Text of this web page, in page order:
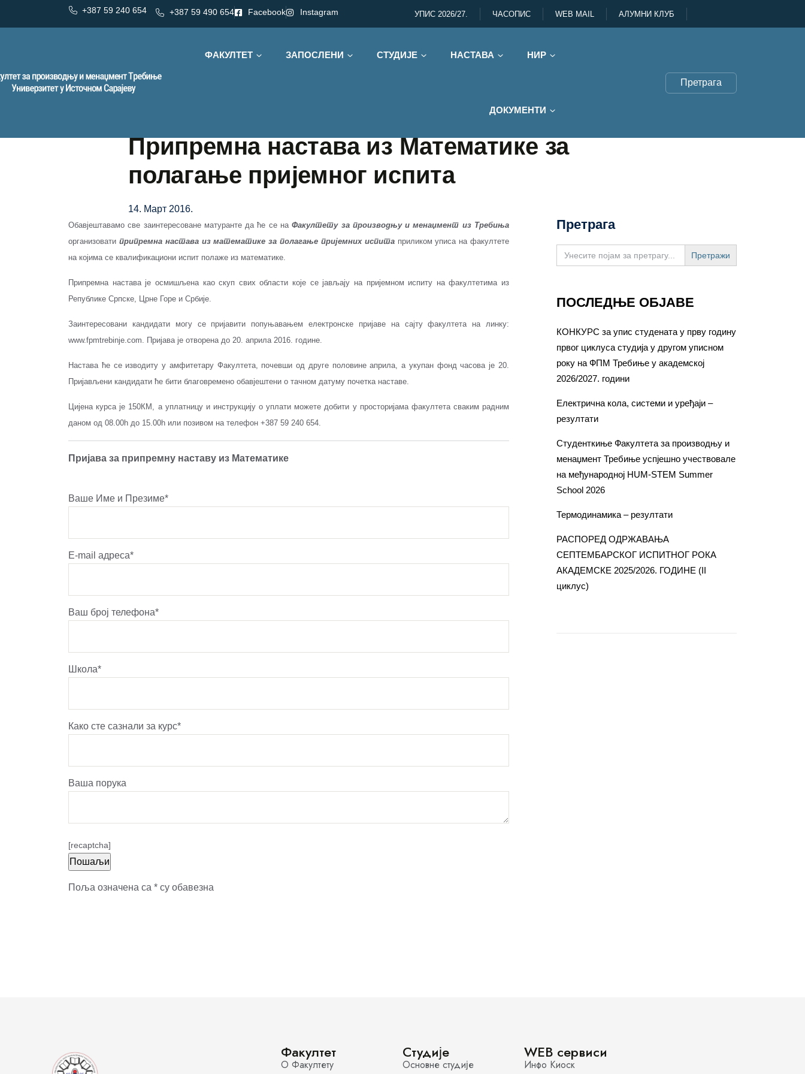
+387 59 240 654 +387 59 490 654 Facebook Instagram УПИС 2026/27. ЧАСОПИС WEB MAIL АЛУМНИ КЛУБ
ФАКУЛТЕТ ЗАПОСЛЕНИ СТУДИЈЕ НАСТАВА НИР
ДОКУМЕНТИ
Претрага
Припремна настава из Математике за
полагање пријемног испита
14. Март 2016.
Обавјештавамо све заинтересоване матуранте да ће се наФакултету за производњу и менаџмент из Требиња
организовати припремна настава из математике за полагање пријемних испитаприликом уписа на факултете
на којима се квалификациони испит полаже из математике.
Припремна настава је осмишљена као скуп свих области које се јављају на пријемном испиту на факултетима из
Републике Српске, Црне Горе и Србије.
Заинтересовани кандидати могу се пријавити попуњавањем електронске пријаве на сајту факултета на линку:
www.fpmtrebinje.com. Пријава је отворена до 20. априла 2016. године.
Настава ће се изводиту у амфитетару Факултета, почевши од друге половине априла, а укупан фонд часова је 20.
Пријављени кандидати ће бити благовремено обавјештени о тачном датуму почетка наставе.
Цијена курса је 150КМ, а уплатницу и инструкцију о уплати можете добити у просторијама факултета сваким радним
даном од 08.00h до 15.00h или позивом на телефон +387 59 240 654.
Пријава за припремну наставу из Математике
Ваше Име и Презиме*
E-mail адреса*
Ваш број телефона*
Школа*
Како сте сазнали за курс*
Ваша порука
[recaptcha]
Поља означена са * су обавезна
Претрага
Search
for:
ПОСЛЕДЊЕ ОБЈАВЕ
КОНКУРС за упис студената у прву годину
првог циклуса студија у другом уписном
року на ФПМ Требиње у академској
2026/2027. години
Електрична кола, системи и уређаји –
резултати
Студенткиње Факултета за производњу и
менаџмент Требиње успјешно учествовале
на међународној HUM-STEM Summer
School 2026
Термодинамика – резултати
РАСПОРЕД ОДРЖАВАЊА
СЕПТЕМБАРСКОГ ИСПИТНОГ РОКА
АКАДЕМСКЕ 2025/2026. ГОДИНЕ (II
циклус)
Факултет
О Факултету
Студије
Основне студије
WEB сервиси
Инфо Киоск